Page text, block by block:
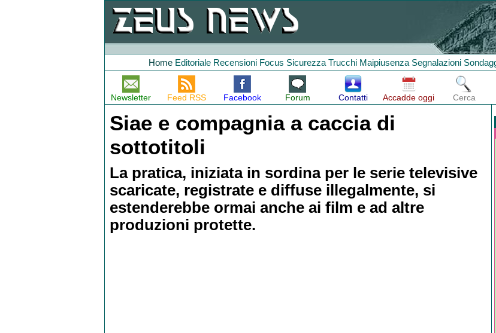
Home Editoriale Recensioni Focus Sicurezza Trucchi Maipiusenza Segnalazioni
Newsletter Feed RSS Facebook Forum Contatti Accadde oggi Cerca
Siae e compagnia a caccia di
sottotitoli
La pratica, iniziata in sordina per le serie televisive
scaricate, registrate e diffuse illegalmente, si
estenderebbe ormai anche ai film e ad altre
produzioni protette.